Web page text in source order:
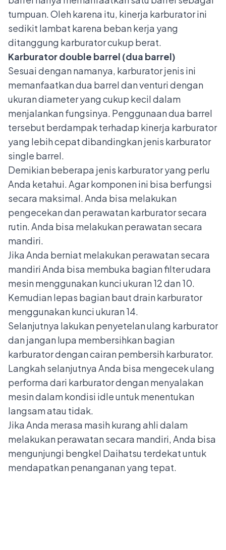
tumpuan. Oleh karena itu, kinerja karburator ini
sedikit lambat karena beban kerja yang
ditanggung karburator cukup berat.
Karburator double barrel (dua barrel)
Sesuai dengan namanya, karburator jenis ini
memanfaatkan dua barrel dan venturi dengan
ukuran diameter yang cukup kecil dalam
menjalankan fungsinya. Penggunaan dua barrel
tersebut berdampak terhadap kinerja karburator
yang lebih cepat dibandingkan jenis karburator
single barrel.
Demikian beberapa jenis karburator yang perlu
Anda ketahui. Agar komponen ini bisa berfungsi
secara maksimal. Anda bisa melakukan
pengecekan dan perawatan karburator secara
rutin. Anda bisa melakukan perawatan secara
mandiri.
Jika Anda berniat melakukan perawatan secara
mandiri Anda bisa membuka bagian filter udara
mesin menggunakan kunci ukuran 12 dan 10.
Kemudian lepas bagian baut drain karburator
menggunakan kunci ukuran 14.
Selanjutnya lakukan penyetelan ulang karburator
dan jangan lupa membersihkan bagian
karburatordengan cairan pembersih karburator.
Langkah selanjutnya Anda bisa mengecek ulang
performa dari karburator dengan menyalakan
mesin dalam kondisi idle untuk menentukan
langsam atau tidak.
Jika Anda merasa masih kurang ahli dalam
melakukan perawatan secara mandiri, Anda bisa
mengunjungi bengkel Daihatsu terdekat untuk
mendapatkan penanganan yang tepat.